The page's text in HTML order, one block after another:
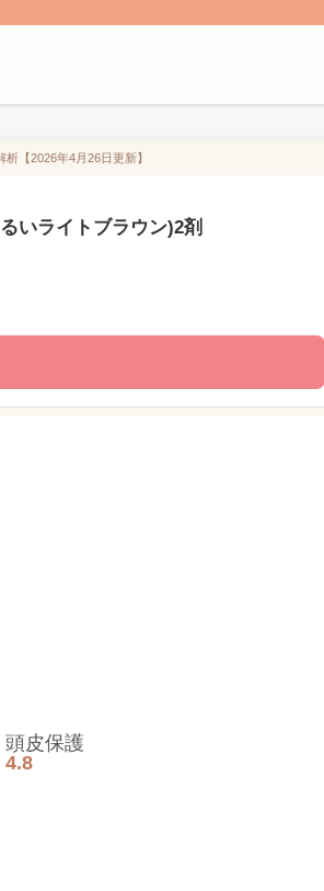
【2026年4月26日更新】
いライトブラウン)2剤
頭皮保護
4.8